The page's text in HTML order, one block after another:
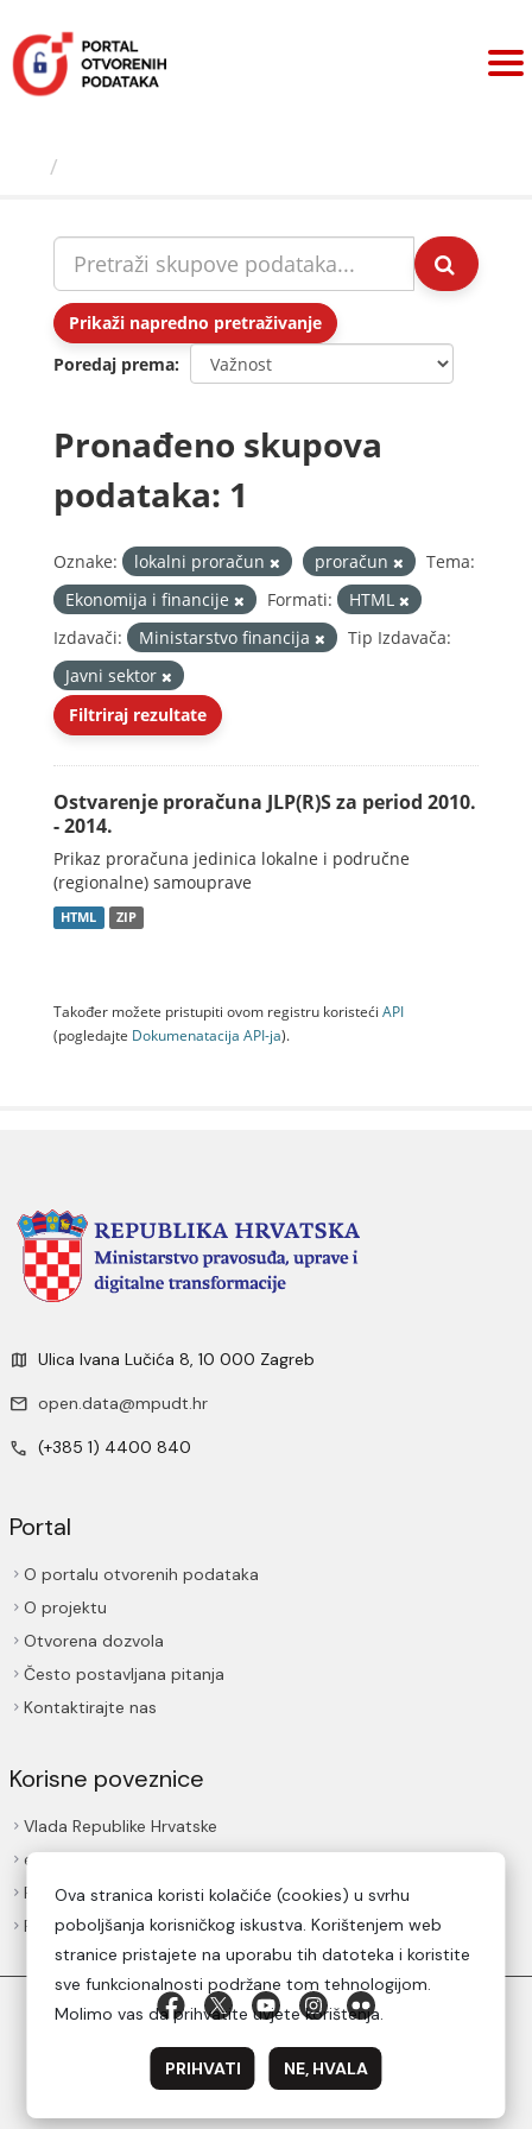
sadržaj
Prikaži napredno pretraživanje
Poredaj prema
Pronađeno skupova
podataka: 1
Oznake: lokalni proračun proračun
Tema:
Ekonomija i financije
Formati:
HTML
Izdavači:
Ministarstvo financija
Tip Izdavača:
Javni sektor
Filtriraj rezultate
Ostvarenje proračuna JLP(R)S za period 2010.
- 2014.
Prikaz proračuna jedinica lokalne i područne
(regionalne) samouprave
HTML ZIP
Također možete pristupiti ovom registru koristeći API
(pogledajte Dokumenаtаcijа API-jа).